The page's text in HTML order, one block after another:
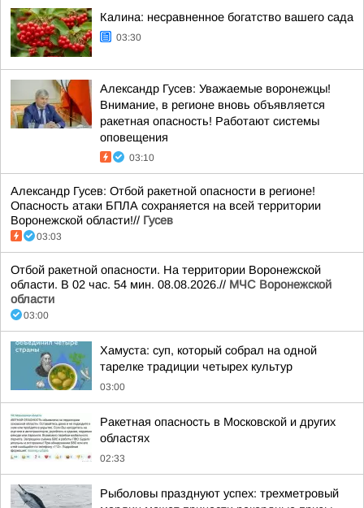
Калина: несравненное богатство вашего сада
03:30
Александр Гусев: Уважаемые воронежцы!
Внимание, в регионе вновь объявляется
ракетная опасность! Работают системы
оповещения
03:10
Александр Гусев: Отбой ракетной опасности в регионе!
Опасность атаки БПЛА сохраняется на всей территории
Воронежской области!// Гусев
03:03
Отбой ракетной опасности. На территории Воронежской
области. В 02 час. 54 мин. 08.08.2026.// МЧС Воронежской
области
03:00
Хамуста: суп, который собрал на одной
тарелке традиции четырех культур
03:00
Ракетная опасность в Московской и других
областях
02:33
Рыболовы празднуют успех: трехметровый